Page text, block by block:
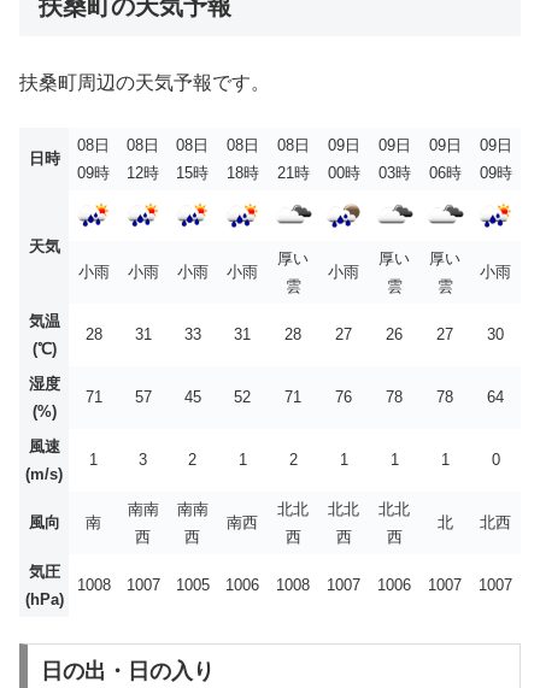
扶桑町の天気予報
扶桑町周辺の天気予報です。
日時
08日
09時
08日
12時
08日
15時
08日
18時
08日
21時
09日
00時
09日
03時
09日
06時
09日
09時
天気
小雨
小雨 小雨 小雨
厚い
雲
小雨
厚い
雲
厚い
雲
小雨
気温
(℃)
28 31 33 31 28 27 26 27 30
湿度
(%)
71 57 45 52 71 76 78 78 64
風速
(m/s)
1 3 2 1 2 1 1 1 0
風向 南
南南
西
南南
西
南西
北北
西
北北
西
北北
西
北 北西
気圧
(hPa)
1008 1007 1005 1006 1008 1007 1006 1007 1007
日の出・日の入り